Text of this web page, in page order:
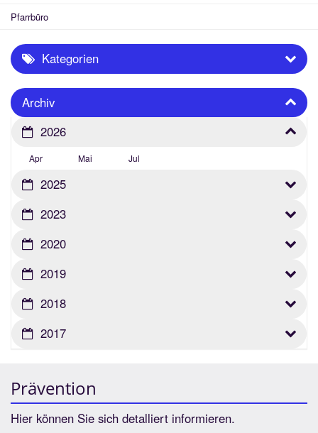
Pfarrbüro
Kategorien
Archiv
2026
Apr Mai Jul
2025
2023
2020
2019
2018
2017
Prävention
Hier können Sie sich detalliert informieren.